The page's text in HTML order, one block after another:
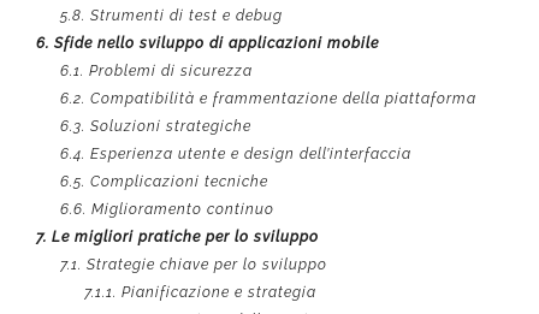
5.8. Strumenti di test e debug
6. Sfide nello sviluppo di applicazioni mobile
6.1. Problemi di sicurezza
6.2. Compatibilità e frammentazione della piattaforma
6.3. Soluzioni strategiche
6.4. Esperienza utente e design dell’interfaccia
6.5. Complicazioni tecniche
6.6. Miglioramento continuo
7. Le migliori pratiche per lo sviluppo
7.1. Strategie chiave per lo sviluppo
7.1.1. Pianificazione e strategia